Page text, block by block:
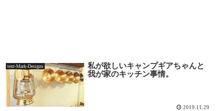
tent-Mark-Designs
私が欲しいキャンプギアちゃんと
我が家のキッチン事情。
2019.11.29